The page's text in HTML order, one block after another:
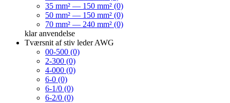
35 mm² — 150 mm² (0)
50 mm² — 150 mm² (0)
70 mm² — 240 mm² (0)
klar anvendelse
Tværsnit af stiv leder AWG
00-500 (0)
2-300 (0)
4-000 (0)
6-0 (0)
6-1/0 (0)
6-2/0 (0)